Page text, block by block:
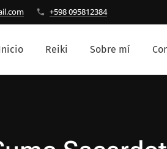
+598 095812384
Reiki Sobre mí